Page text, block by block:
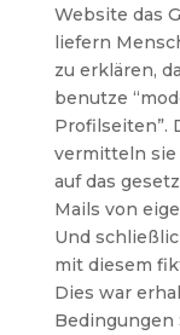
Website das
liefern
zu erklären,
benutze
Profilseiten”.
vermitteln sie
auf das
Mails von
Und
mit diesem
Dies war
Bedingungen